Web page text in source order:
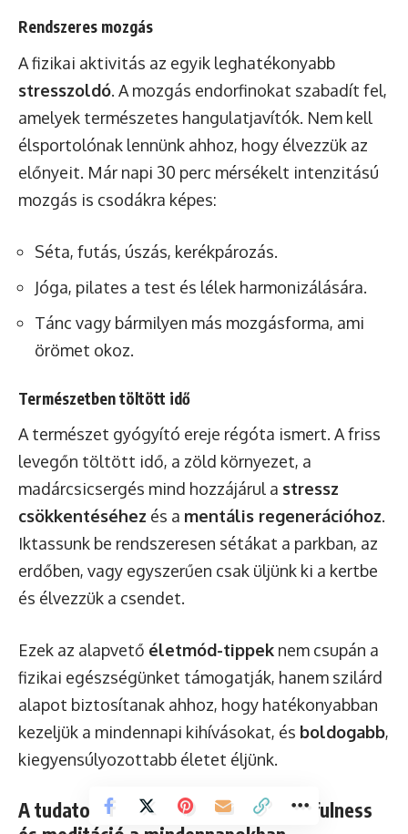
Rendszeres mozgás
A fizikai aktivitás az egyik leghatékonyabb
stresszoldó. A mozgás endorfinokat szabadít fel,
amelyek természetes hangulatjavítók. Nem kell
élsportolónak lennünk ahhoz, hogy élvezzük az
előnyeit. Már napi 30 perc mérsékelt intenzitású
mozgás is csodákra képes:
Séta, futás, úszás, kerékpározás.
Jóga, pilates a test és lélek harmonizálására.
Tánc vagy bármilyen más mozgásforma, ami
örömet okoz.
Természetben töltött idő
A természet gyógyító ereje régóta ismert. A friss
levegőn töltött idő, a zöld környezet, a
madárcsicsergés mind hozzájárul a stressz
csökkentéséhez és a mentális regenerációhoz.
Iktassunk be rendszeresen sétákat a parkban, az
erdőben, vagy egyszerűen csak üljünk ki a kertbe
és élvezzük a csendet.
Ezek az alapvető életmód-tippek nem csupán a
fizikai egészségünket támogatják, hanem szilárd
alapot biztosítanak ahhoz, hogy hatékonyabban
kezeljük a mindennapi kihívásokat, és boldogabb,
kiegyensúlyozottabb életet éljünk.
A tudatos jelenlét gyakorlása: Mindfulness